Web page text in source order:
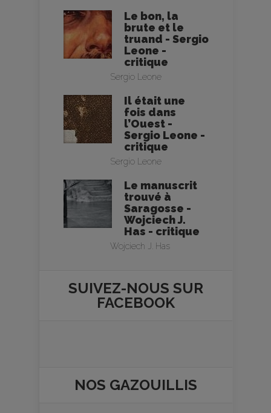
Le bon, la
brute et le
truand - Sergio
Leone -
critique
Sergio Leone
Il était une
fois dans
l’Ouest -
Sergio Leone -
critique
Sergio Leone
Le manuscrit
trouvé à
Saragosse -
Wojciech J.
Has - critique
Wojciech J. Has
SUIVEZ-NOUS SUR
FACEBOOK
NOS GAZOUILLIS